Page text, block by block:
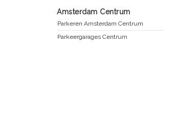
Amsterdam Centrum
Parkeren Amsterdam Centrum
Parkeergarages Centrum